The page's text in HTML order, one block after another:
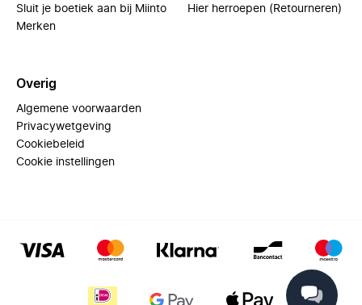
Sluit je boetiek aan bij Miinto
Merken
Hier herroepen (Retourneren)
Overig
Algemene voorwaarden
Privacywetgeving
Cookiebeleid
Cookie instellingen